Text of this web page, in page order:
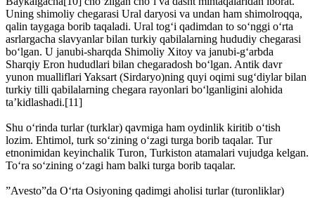
Uning shimoliy chegarasi Ural daryosi va undan ham shimolroqqa,
qalin taygaga borib taqaladi. Ural tog‘i qadimdan to so‘nggi o‘rta
asrlargacha slavyanlar bilan turkiy qabilalarning hududiy chegarasi
bo‘lgan. U janubi-sharqda Shimoliy Xitoy va janubi-g‘arbda
Sharqiy Eron hududlari bilan chegaradosh bo‘lgan. Antik davr
yunon mualliflari Yaksart (Sirdaryo)ning quyi oqimi sug‘diylar bilan
turkiy tilli qabilalarning chegara rayonlari bo‘lganligini alohida
ta’kidlashadi.[11]
Shu o‘rinda turlar (turklar) qavmiga ham oydinlik kiritib o‘tish
lozim. Ehtimol, turk so‘zining o‘zagi turga borib taqalar. Tur
etnonimidan keyinchalik Turon, Turkis­ton atamalari vujudga kelgan.
To‘ra so‘zining o‘zagi ham balki turga borib taqalar.
”Avesto”da O‘rta Osiyoning qadimgi aholisi turlar (turonliklar)